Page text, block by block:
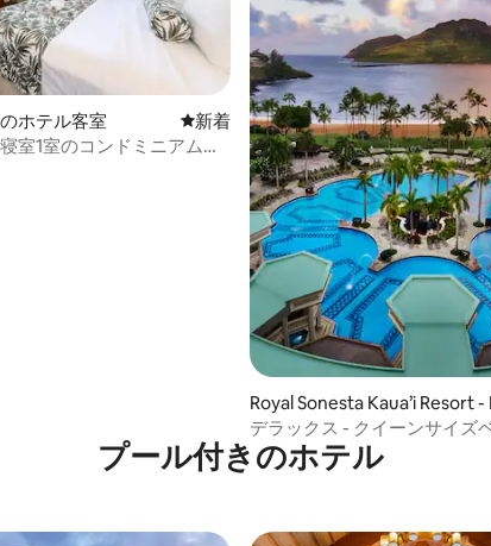
つ星の平均評価
ホテル客室 新しい宿泊先
新着
室1室のコンドミニアム、
Royal Sonesta Kaua’i Resort -
e
デラックス - クイーンサイズ
階のラナイ
プール付きのホ⁠テ⁠ル